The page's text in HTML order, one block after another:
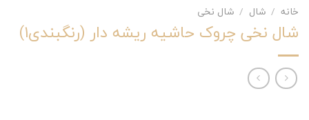
خانه / شال / شال نخی
شال نخی چروک حاشیه ریشه دار (رنگبندی۱)